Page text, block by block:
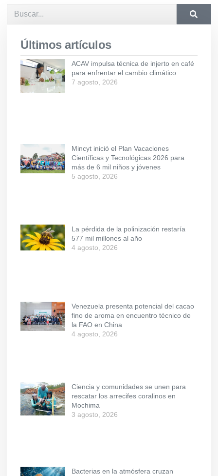
Últimos artículos
ACAV impulsa técnica de injerto en café
para enfrentar el cambio climático
7 agosto, 2026
Mincyt inició el Plan Vacaciones
Científicas y Tecnológicas 2026 para
más de 6 mil niños y jóvenes
5 agosto, 2026
La pérdida de la polinización restaría
577 mil millones al año
4 agosto, 2026
Venezuela presenta potencial del cacao
fino de aroma en encuentro técnico de
la FAO en China
4 agosto, 2026
Ciencia y comunidades se unen para
rescatar los arrecifes coralinos en
Mochima
3 agosto, 2026
Bacterias en la atmósfera cruzan